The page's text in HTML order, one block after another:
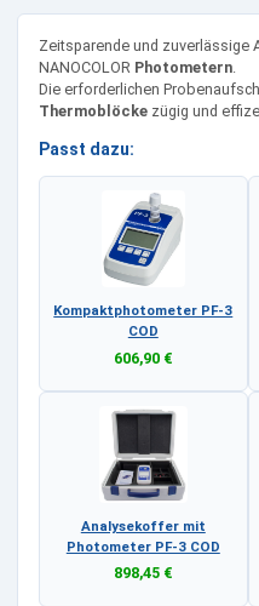
Zeitsparende und zuverlässige
NANOCOLOR Photometern.
Die erforderlichen
Thermoblöckezügig und
Passt dazu:
Kompaktphotometer PF-3
COD
606,90 €
Analysekoffer mit
Photometer PF-3 COD
898,45 €